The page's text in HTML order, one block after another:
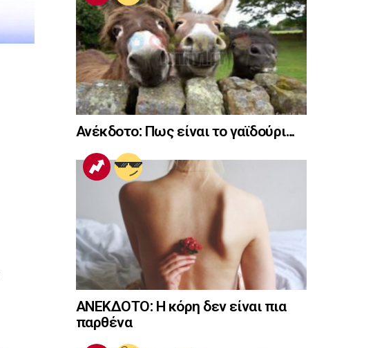
Ανέκδοτο: Πως είναι το γαϊδούρι…
ΑΝΕΚΔΟΤΟ: Η κόρη δεν είναι πια
παρθένα